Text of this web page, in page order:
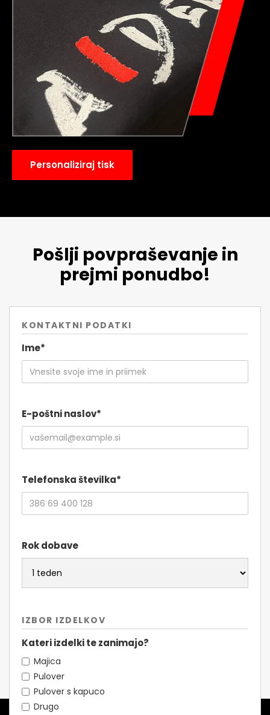
Personaliziraj tisk
Pošlji povpraševanje in
prejmi ponudbo!
KONTAKTNI PODATKI
Ime*
E-poštni naslov*
Telefonska številka*
Rok dobave
IZBOR IZDELKOV
Kateri izdelki te zanimajo?
Majica
Pulover
Pulover s kapuco
Drugo